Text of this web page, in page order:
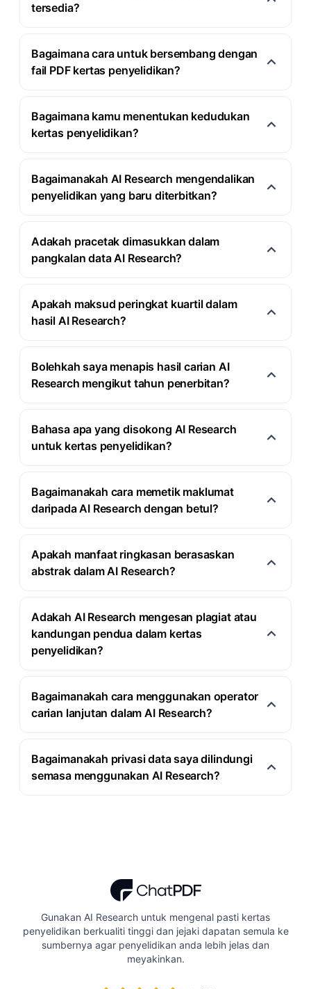
tersedia?
Bagaimana cara untuk bersembang dengan
fail PDF kertas penyelidikan?
Bagaimana kamu menentukan kedudukan
kertas penyelidikan?
Bagaimanakah AI Research mengendalikan
penyelidikan yang baru diterbitkan?
Adakah pracetak dimasukkan dalam
pangkalan data AI Research?
Apakah maksud peringkat kuartil dalam
hasil AI Research?
Bolehkah saya menapis hasil carian AI
Research mengikut tahun penerbitan?
Bahasa apa yang disokong AI Research
untuk kertas penyelidikan?
Bagaimanakah cara memetik maklumat
daripada AI Research dengan betul?
Apakah manfaat ringkasan berasaskan
abstrak dalam AI Research?
Adakah AI Research mengesan plagiat atau
kandungan pendua dalam kertas
penyelidikan?
Bagaimanakah cara menggunakan operator
carian lanjutan dalam AI Research?
Bagaimanakah privasi data saya dilindungi
semasa menggunakan AI Research?
Gunakan AI Research untuk mengenal pasti kertas
penyelidikan berkualiti tinggi dan jejaki dapatan semula ke
sumbernya agar penyelidikan anda lebih jelas dan
meyakinkan.